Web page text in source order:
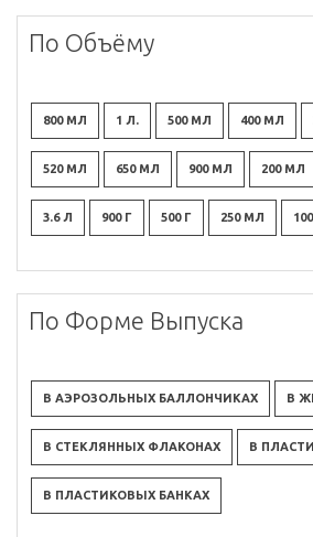
По Объёму
800 МЛ 1 Л. 500 МЛ 400 МЛ
520 МЛ 650 МЛ 900 МЛ 200 МЛ
3.6 Л 900 Г 500 Г 250 МЛ
По Форме Выпуска
В АЭРОЗОЛЬНЫХ БАЛЛОНЧИКАХ В
В СТЕКЛЯННЫХ ФЛАКОНАХ В
В ПЛАСТИКОВЫХ БАНКАХ